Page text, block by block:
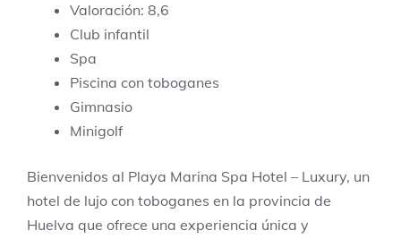
Valoración: 8,6
Club infantil
Spa
Piscina con toboganes
Gimnasio
Minigolf
Bienvenidos al Playa Marina Spa Hotel – Luxury, un
hotel de lujo con toboganes en la provincia de
Huelva que ofrece una experiencia única y